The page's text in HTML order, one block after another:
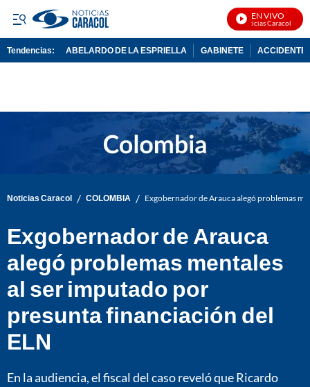
EN VIVO
Noticias Caracol En
Tendencias: ABELARDO DE LA ESPRIELLA GABINETE ACCIDENTE
Noticias Caracol / COLOMBIA / Exgobernador de Arauca alegó problemas
Exgobernador de Arauca
alegó problemas mentales
al ser imputado por
presunta financiación del
ELN
En la audiencia, el fiscal del caso reveló que Ricardo